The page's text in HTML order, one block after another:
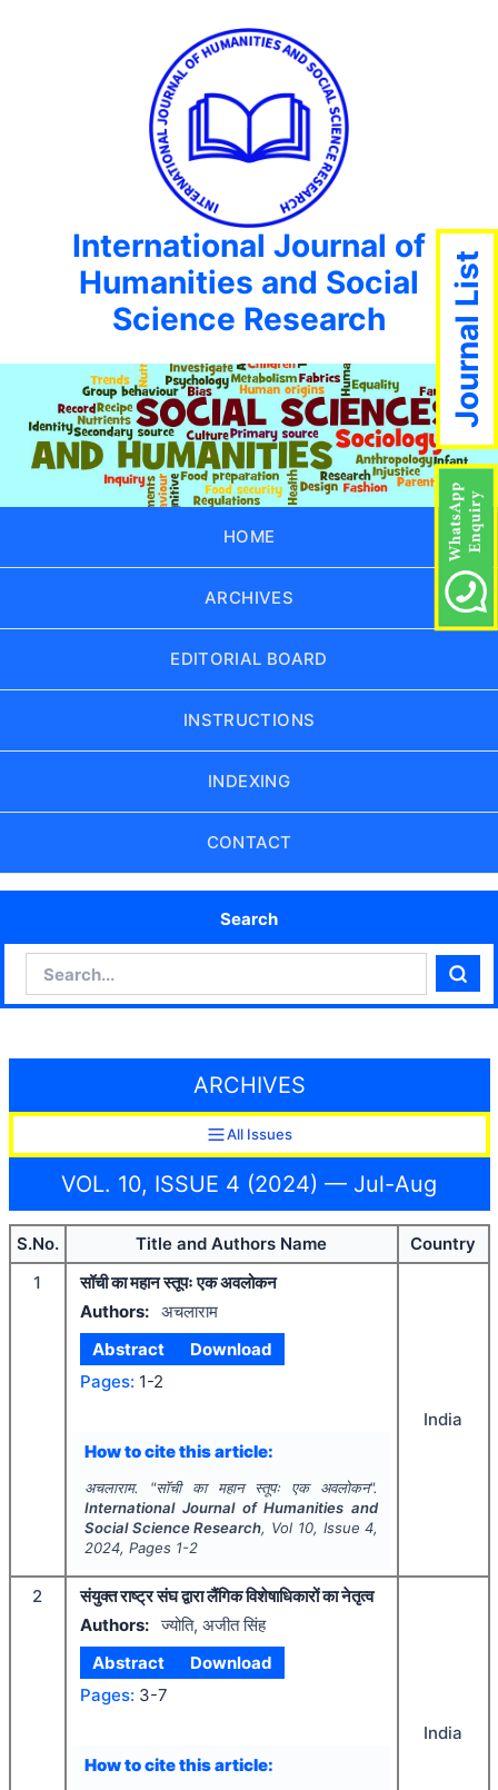
International Journal of
Humanities and Social
Science Research
HOME
ARCHIVES
EDITORIAL BOARD
INSTRUCTIONS
INDEXING
CONTACT
Search
ARCHIVES
All Issues
VOL. 10, ISSUE 4 (2024) — Jul-Aug
S.No. Title and Authors Name
Country
1
सॉची का महान स्तूपः एक अवलोकन
Authors: अचलाराम
Abstract
Download
Pages: 1-2
How to cite this article:
अचलाराम. "सॉची का महान स्तूपः एक अवलोकन".
International Journal of Humanities and
Social Science Research, Vol 10, Issue4,
2024, Pages 1-2
India
2
संयुक्त राष्ट्र संघ द्वारा लैंगिक विशेषाधिकारों का नेतृत्व
Authors: ज्योति, अजीत सिंह
Abstract
Download
Pages: 3-7
How to cite this article:
India
Journal List